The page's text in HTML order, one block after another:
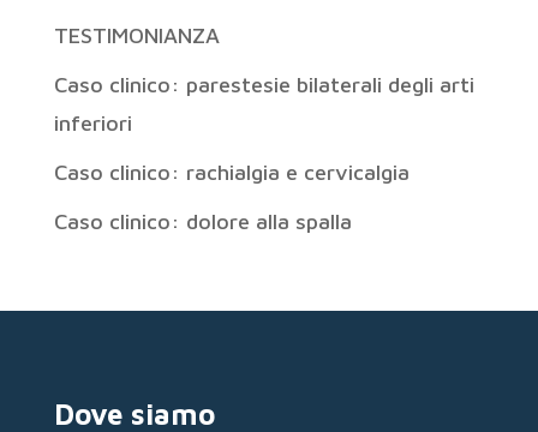
TESTIMONIANZA
Caso clinico: parestesie bilaterali degli arti
inferiori
Caso clinico: rachialgia e cervicalgia
Caso clinico: dolore alla spalla
Dove siamo